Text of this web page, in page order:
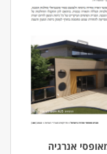
אנרגיה